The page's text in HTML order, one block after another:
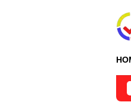
Pertimbangan Teknis